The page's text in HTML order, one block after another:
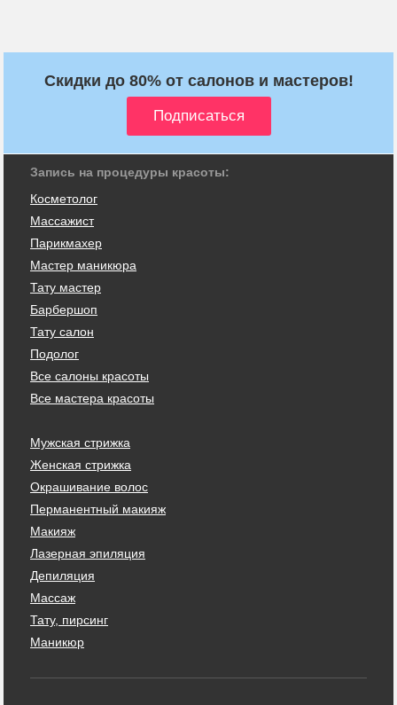
Скидки до 80% от салонов и мастеров!
Запись на процедуры красоты:
Косметолог
Массажист
Парикмахер
Мастер маникюра
Тату мастер
Барбершоп
Тату салон
Подолог
Все салоны красоты
Все мастера красоты
Мужская стрижка
Женская стрижка
Окрашивание волос
Перманентный макияж
Макияж
Лазерная эпиляция
Депиляция
Массаж
Тату, пирсинг
Маникюр